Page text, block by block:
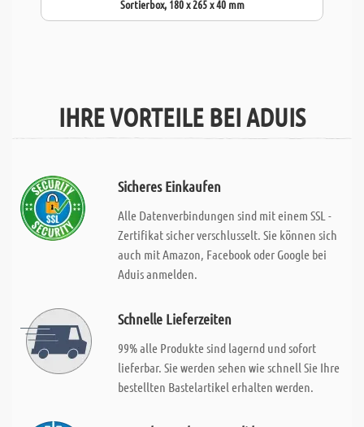
Sortierbox, 180 x 265 x 40 mm
IHRE VORTEILE BEI ADUIS
Sicheres Einkaufen
Alle Datenverbindungen sind mit einem SSL -
Zertifikat sicher verschlusselt. Sie können sich
auch mit Amazon, Facebook oder Google bei
Aduis anmelden.
Schnelle Lieferzeiten
99% alle Produkte sind lagernd und sofort
lieferbar. Sie werden sehen wie schnell Sie Ihre
bestellten Bastelartikel erhalten werden.